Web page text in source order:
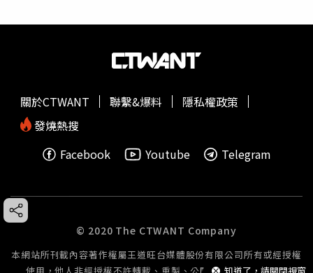
關於CTWANT 聯繫&爆料
隱私權政策
發燒熱搜
Facebook
Youtube Telegram
© 2020 The CTWANT Company
本網站所刊載內容著作權屬王道旺台媒體股份有限公司所有或經授權